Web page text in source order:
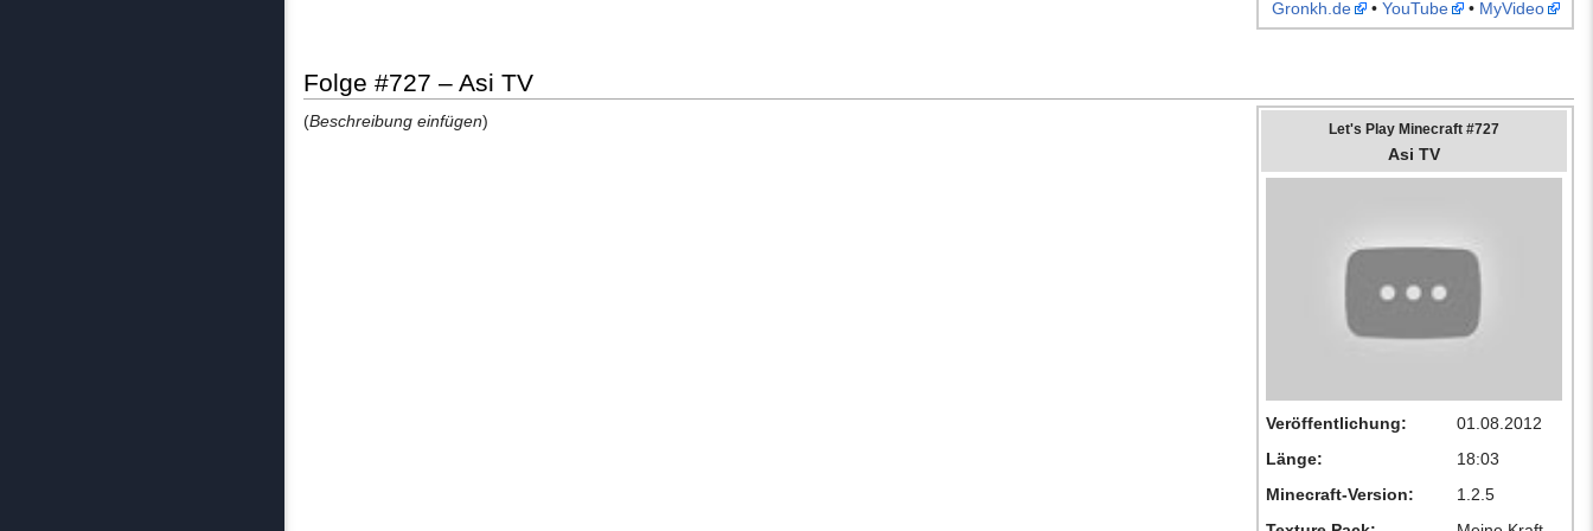
Gronkh.de
• YouTube • MyVideo
Folge #727 – Asi TV
Let's Play Minecraft #727
Asi TV
Veröffentlichung:
01.08.2012
Länge:
18:03
Minecraft-Version:
1.2.5
(Beschreibung einfügen)